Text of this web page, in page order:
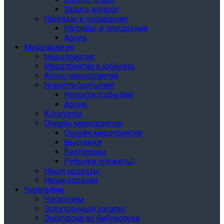
Задать вопрос
Награды и поощрения
Награды и поощрения
Архив
Мероприятия
Мероприятия
Мероприятия к юбилею
Анонс мероприятий
Новости (события)
Новости (события)
Архив
Конкурсы
Онлайн мероприятия
Онлайн мероприятия
Выставки
Викторины
Рубрики (сюжеты)
Наши проекты
Наши издания
Читателям
Читателям
Электронный каталог
Экскурсия по библиотеке